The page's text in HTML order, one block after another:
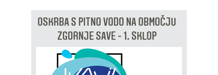
OSKRBA S PITNO VODO NA OBMOČJU
ZGORNJE SAVE - 1. SKLOP